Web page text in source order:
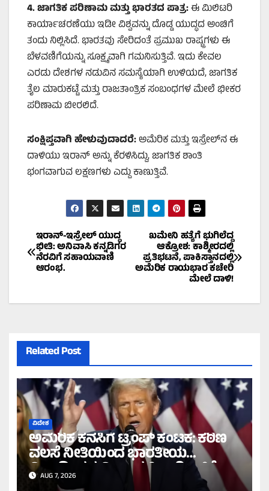
4.ಜಾಗತಿಕ ಪರಿಣಾಮ ಮತ್ತು ಭಾರತದ ಪಾತ್ರ:ಈ ಮಿಲಿಟರಿ
ಕಾರ್ಯಾಚರಣೆಯು ಇಡೀ ವಿಶ್ವವನ್ನು ದೊಡ್ಡ ಯುದ್ಧದ ಅಂಚಿಗೆ
ತಂದು ನಿಲ್ಲಿಸಿದೆ. ಭಾರತವು ಸೇರಿದಂತೆ ಪ್ರಮುಖ ರಾಷ್ಟ್ರಗಳು ಈ
ಬೆಳವಣಿಗೆಯನ್ನು ಸೂಕ್ಷ್ಮವಾಗಿ ಗಮನಿಸುತ್ತಿವೆ. ಇದು ಕೇವಲ
ಎರಡು ದೇಶಗಳ ನಡುವಿನ ಸಮಸ್ಯೆಯಾಗಿ ಉಳಿಯದೆ, ಜಾಗತಿಕ
ತೈಲ ಮಾರುಕಟ್ಟೆ ಮತ್ತು ರಾಜತಾಂತ್ರಿಕ ಸಂಬಂಧಗಳ ಮೇಲೆ ಭೀಕರ
ಪರಿಣಾಮ ಬೀರಲಿದೆ.
ಸಂಕ್ಷಿಪ್ತವಾಗಿ ಹೇಳುವುದಾದರೆ:ಅಮೆರಿಕ ಮತ್ತು ಇಸ್ರೇಲ್‌ನ ಈ
ದಾಳಿಯು ಇರಾನ್ ಅನ್ನು ಕೆರಳಿಸಿದ್ದು, ಜಾಗತಿಕ ಶಾಂತಿ
ಭಂಗವಾಗುವ ಲಕ್ಷಣಗಳು ಎದ್ದು ಕಾಣುತ್ತಿವೆ.
Post
navigation
ಖಮೇನಿ ಹತ್ಯೆಗೆ ಭುಗಿಲೆದ್ದ
ಆಕ್ರೋಶ: ಕಾಶ್ಮೀರದಲ್ಲಿ
ಪ್ರತಿಭಟನೆ, ಪಾಕಿಸ್ತಾನದಲ್ಲಿ
ಅಮೆರಿಕ ರಾಯಭಾರ ಕಚೇರಿ
ಮೇಲೆ ದಾಳಿ!
ಇರಾನ್-ಇಸ್ರೇಲ್ ಯುದ್ಧ
ಭೀತಿ: ಅನಿವಾಸಿ ಕನ್ನಡಿಗರ
ನೆರವಿಗೆ ಸಹಾಯವಾಣಿ
ಆರಂಭ.
Related Post
ವಿದೇಶ
ಅಮೆರಿಕ ಕನಸಿಗೆ ಟ್ರಂಪ್ ಕಂಟಕ: ಕಠಿಣ
ವಲಸೆ ನೀತಿಯಿಂದ ಭಾರತೀಯ
ವಿದ್ಯಾರ್ಥಿಗಳ ವೀಸಾದಲ್ಲಿ ಭಾರಿ ಇಳಿಕೆ!
AUG 7, 2026